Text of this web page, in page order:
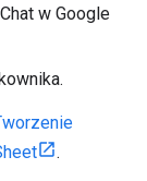
w Google
.